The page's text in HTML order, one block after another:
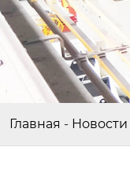
Главная - Новости